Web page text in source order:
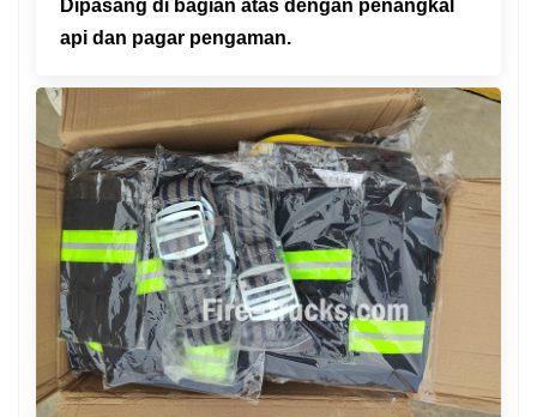
Dipasang di bagian atas dengan penangkal
api dan pagar pengaman.